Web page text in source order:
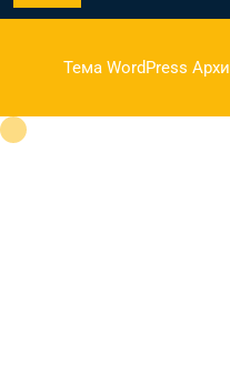
Тема WordPress